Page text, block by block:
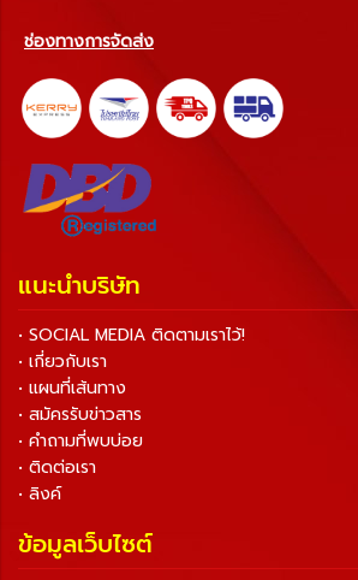
ช่องทางการจัดส่ง
แนะนำบริษัท
• SOCIAL MEDIA ติดตามเราไว้!
• เกี่ยวกับเรา
• แผนที่เส้นทาง
• สมัครรับข่าวสาร
• คำถามที่พบบ่อย
• ติดต่อเรา
• ลิงค์
ข้อมูลเว็บไซต์